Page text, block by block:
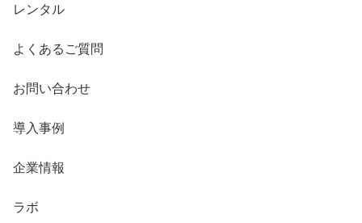
レンタル
よくあるご質問
お問い合わせ
導入事例
企業情報
ラボ